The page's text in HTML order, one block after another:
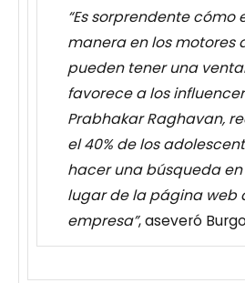
“Es sorprendente cómo
manera en los motores
pueden tener una
favorece a los
Prabhakar Raghavan,
el 40% de los
hacer una búsqueda en
lugar de la página web
empresa”, aseveró